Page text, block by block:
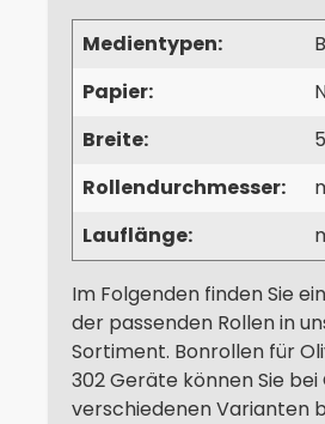
Medientypen:
Papier:
Breite:
Rollendurchmesser:
Lauflänge:
Im Folgenden finden Sie
der passenden Rollen in
Sortiment. Bonrollen für
302 Geräte können Sie bei
verschiedenen Varianten